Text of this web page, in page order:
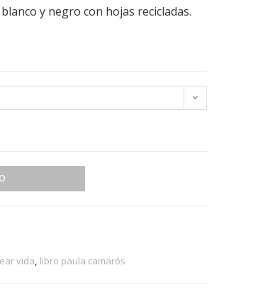
y negro con hojas recicladas.
vida, libro paula camarós